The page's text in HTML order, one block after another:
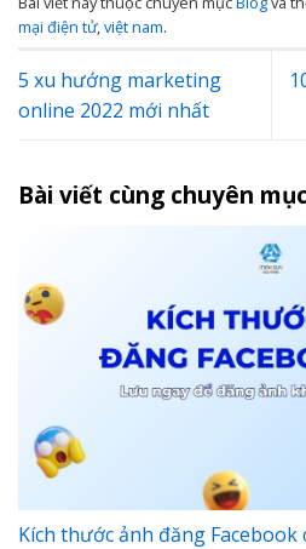
mại điện tử,việt nam.
5 xu hướng marketing
online 2022 mới nhất
Bài viết cùng chuyên
Kích thước ảnh đăng Facebook